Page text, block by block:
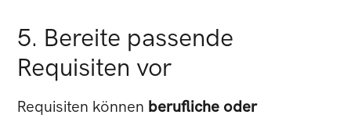
5. Bereite passende
Requisiten vor
Requisiten können berufliche oder